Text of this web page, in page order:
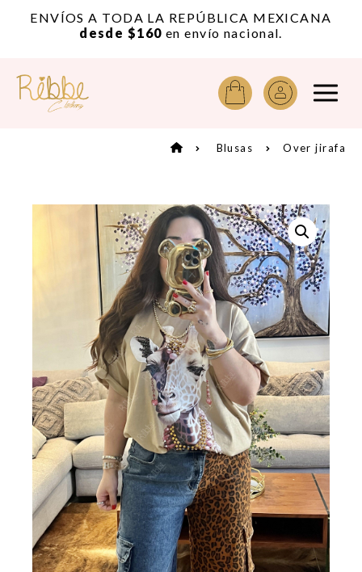
ENVÍOS A TODA LA REPÚBLICA MEXICANA
desde $160 en envío nacional.
Blusas Over jirafa